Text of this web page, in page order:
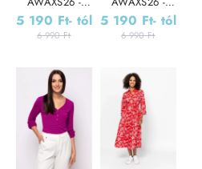
Férfi alsónadrág
szett -2 db
5 190 Ft- tól
6 990 Ft
Férfi alsónadrág
szett -2 db
5 190 Ft- tól
6 990 Ft